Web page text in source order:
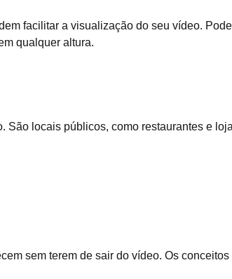
facilitar a visualização do seu vídeo.
qualquer altura.
locais públicos, como restaurantes e
sem terem de sair do vídeo. Os